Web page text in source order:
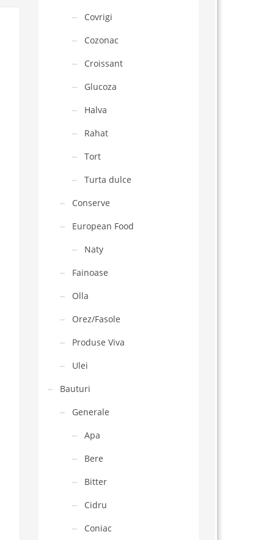
Covrigi
Cozonac
Croissant
Glucoza
Halva
Rahat
Tort
Turta dulce
Conserve
European Food
Naty
Fainoase
Olla
Orez/Fasole
Produse Viva
Ulei
Bauturi
Generale
Apa
Bere
Bitter
Cidru
Coniac